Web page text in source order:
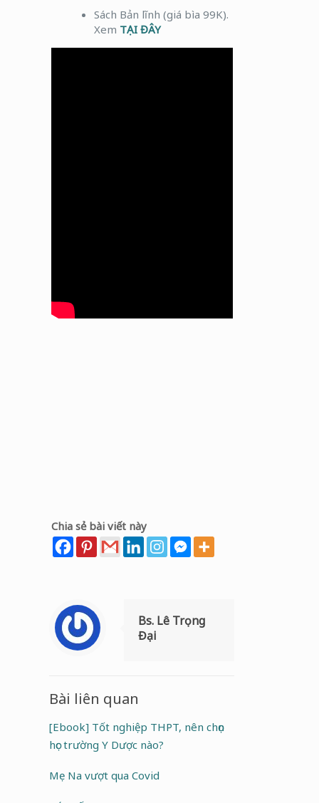
Sách Bản lĩnh (giá bìa 99K).
Xem TẠI ĐÂY
Chia sẻ bài viết này
Bs. Lê Trọng
Đại
Bài liên quan
[Ebook] Tốt nghiệp THPT, nên chọn
học trường Y Dược nào?
Mẹ Na vượt qua Covid